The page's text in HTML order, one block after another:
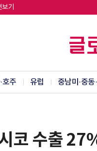
기
호주 유럽 중남미·중동
코 수출